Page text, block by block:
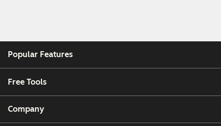
Popular Features
Free Tools
Company